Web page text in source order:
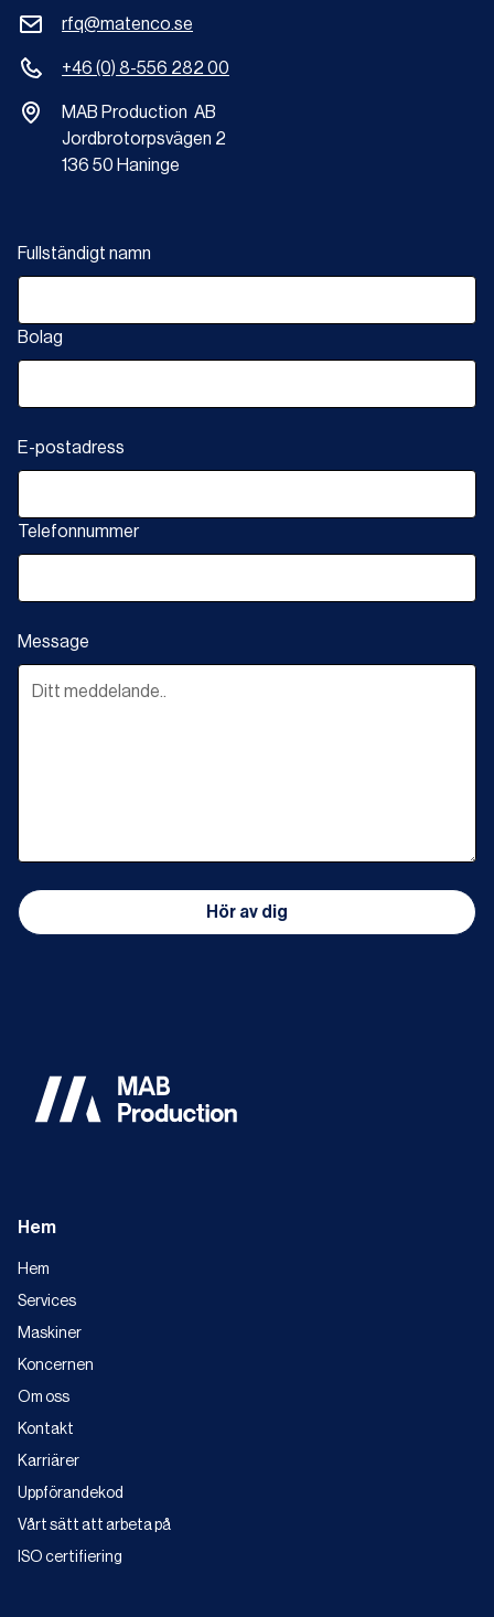
rfq@matenco.se
+46 (0) 8-556 282 00
MAB Production AB
Jordbrotorpsvägen 2
136 50 Haninge
Fullständigt namn
Bolag
E-postadress
Telefonnummer
Message
Hem
Hem
Services
Maskiner
Koncernen
Om oss
Kontakt
Karriärer
Uppförandekod
Vårt sätt att arbeta på
ISO certifiering